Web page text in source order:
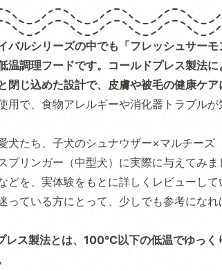
バルシリーズの中でも「フレッシュサー
温調理フードです。コールドプレス製法
閉じ込めた設計で、皮膚や被毛の健康ケア
用で、食物アレルギーや消化器トラブル
犬たち、子犬のシュナウザー×マルチーズ
プリンガー（中型犬）に実際に与えてみ
どを、実体験をもとに詳しくレビューし
っている方にとって、少しでも参考になれ
レス製法とは、100℃以下の低温でゆっく